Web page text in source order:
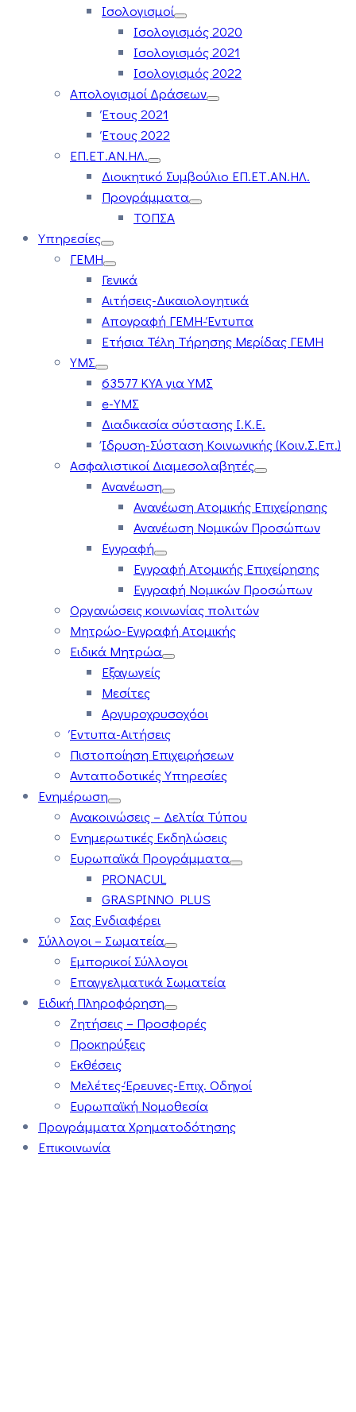
Ισολογισμοί
Ισολογισμός 2020
Ισολογισμός 2021
Ισολογισμός 2022
Απολογισμοί Δράσεων
Έτους 2021
Έτους 2022
ΕΠ.ΕΤ.ΑΝ.ΗΛ.
Διοικητικό Συμβούλιο ΕΠ.ΕΤ.ΑΝ.ΗΛ.
Προγράμματα
ΤΟΠΣΑ
Υπηρεσίες
ΓΕΜΗ
Γενικά
Αιτήσεις-Δικαιολογητικά
Απογραφή ΓΕΜΗ-Έντυπα
Ετήσια Τέλη Τήρησης Μερίδας ΓΕΜΗ
ΥΜΣ
63577 ΚΥΑ για ΥΜΣ
e-ΥΜΣ
Διαδικασία σύστασης Ι.Κ.Ε.
Ίδρυση-Σύσταση Κοινωνικής (Κοιν.Σ.Επ.)
Ασφαλιστικοί Διαμεσολαβητές
Ανανέωση
Ανανέωση Ατομικής Επιχείρησης
Ανανέωση Νομικών Προσώπων
Εγγραφή
Εγγραφή Ατομικής Επιχείρησης
Εγγραφή Νομικών Προσώπων
Οργανώσεις κοινωνίας πολιτών
Μητρώο-Εγγραφή Ατομικής
Ειδικά Μητρώα
Εξαγωγείς
Μεσίτες
Αργυροχρυσοχόοι
Έντυπα-Αιτήσεις
Πιστοποίηση Επιχειρήσεων
Ανταποδοτικές Υπηρεσίες
Ενημέρωση
Ανακοινώσεις – Δελτία Τύπου
Ενημερωτικές Εκδηλώσεις
Ευρωπαϊκά Προγράμματα
PRONACUL
GRASPINNO PLUS
Σας Ενδιαφέρει
Σύλλογοι – Σωματεία
Εμπορικοί Σύλλογοι
Επαγγελματικά Σωματεία
Ειδική Πληροφόρηση
Ζητήσεις – Προσφορές
Προκηρύξεις
Εκθέσεις
Μελέτες-Έρευνες-Επιχ. Οδηγοί
Ευρωπαϊκή Νομοθεσία
Προγράμματα Χρηματοδότησης
Επικοινωνία